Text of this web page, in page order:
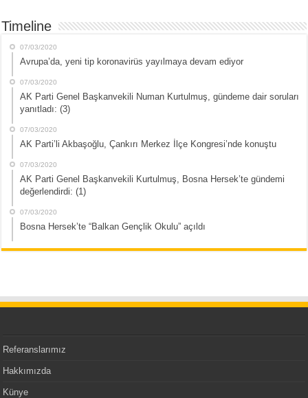
Timeline
07/03/2020
Avrupa’da, yeni tip koronavirüs yayılmaya devam ediyor
07/03/2020
AK Parti Genel Başkanvekili Numan Kurtulmuş, gündeme dair soruları
yanıtladı: (3)
07/03/2020
AK Parti’li Akbaşoğlu, Çankırı Merkez İlçe Kongresi’nde konuştu
07/03/2020
AK Parti Genel Başkanvekili Kurtulmuş, Bosna Hersek’te gündemi
değerlendirdi: (1)
07/03/2020
Bosna Hersek’te “Balkan Gençlik Okulu” açıldı
Referanslarımız
Hakkımızda
Künye